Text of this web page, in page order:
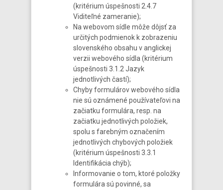
(kritérium úspešnosti 2.4.7
Viditeľné zameranie);
Na webovom sídle môže dôjsť za
určitých podmienok k zobrazeniu
slovenského obsahu v anglickej
verzii webového sídla (kritérium
úspešnosti 3.1.2 Jazyk
jednotlivých častí);
Chyby formulárov webového sídla
nie sú oznámené používateľovi na
začiatku formulára, resp. na
začiatku jednotlivých položiek,
spolu s farebným označením
jednotlivých chybových položiek
(kritérium úspešnosti 3.3.1
Identifikácia chýb);
Informovanie o tom, ktoré položky
formulára sú povinné, sa